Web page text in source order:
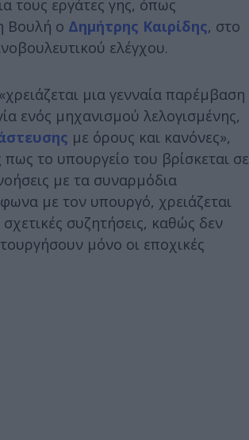
τους εργάτες γης, όπως
Βουλή ο Δημήτρης Καιρίδης, στο
ελέγχου.
μια γενναία παρέμβαση
ενός μηχανισμού λελογισμένης,
με όρους και κανόνες»,
το υπουργείο του βρίσκεται σε
με τα συναρμόδια
με τον υπουργό, χρειάζεται
σχετικές συζητήσεις, καθώς δεν
μόνο οι εποχικές